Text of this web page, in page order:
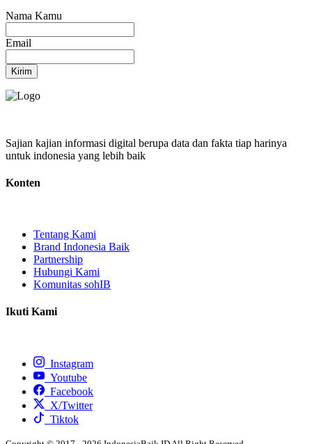
Nama Kamu
Email
Kirim
Sajian kajian informasi digital berupa data dan fakta tiap harinya
untuk indonesia yang lebih baik
Konten
Tentang Kami
Brand Indonesia Baik
Partnership
Hubungi Kami
Komunitas sohIB
Ikuti Kami
Instagram
Youtube
Facebook
X/Twitter
Tiktok